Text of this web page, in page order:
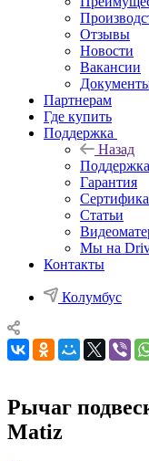
Отзывы
Новости
Вакансии
Партнерам
Где купить
Поддержка
Назад
Поддержка
Гарантия
Статьи
Мы на
Контакты
Колумбус
Рычаг
Matiz